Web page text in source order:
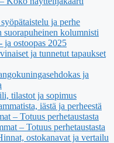
ja perhe
kolumnisti
ostoopas 2025
ja tunnetut tapaukset
ja
tilastot ja sopimus
iästä ja perheestä
– Totuus perhetaustasta
– Totuus perhetaustasta
ostokanavat ja vertailu